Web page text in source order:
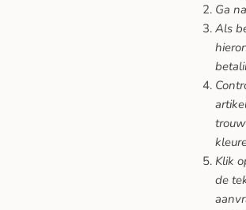
Ga
Als
Klik
de